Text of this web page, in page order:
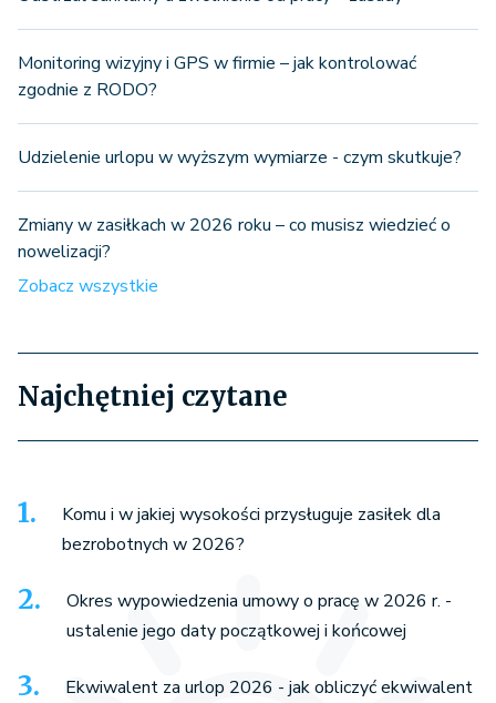
Monitoring wizyjny i GPS w firmie – jak kontrolować
zgodnie z RODO?
Udzielenie urlopu w wyższym wymiarze - czym skutkuje?
Zmiany w zasiłkach w 2026 roku – co musisz wiedzieć o
nowelizacji?
Zobacz wszystkie
Najchętniej czytane
Komu i w jakiej wysokości przysługuje zasiłek dla
bezrobotnych w 2026?
Okres wypowiedzenia umowy o pracę w 2026 r. -
ustalenie jego daty początkowej i końcowej
Ekwiwalent za urlop 2026 - jak obliczyć ekwiwalent